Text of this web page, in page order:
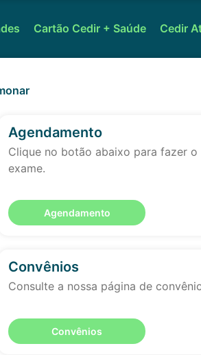
Cartão Cedir + Saúde Cedir
Agendamento
Clique no botão abaixo para fazer
exame.
Agendamento
Convênios
Consulte a nossa página de
Convênios